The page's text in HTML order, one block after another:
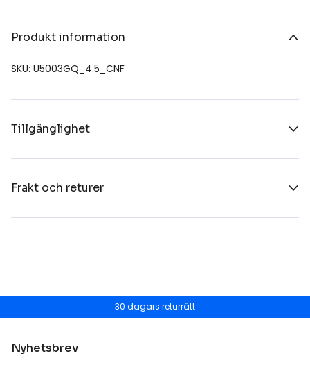
Produkt information
SKU: U5003GQ_4.5_CNF
Tillgänglighet
Frakt och returer
30 dagars returrätt
Nyhetsbrev